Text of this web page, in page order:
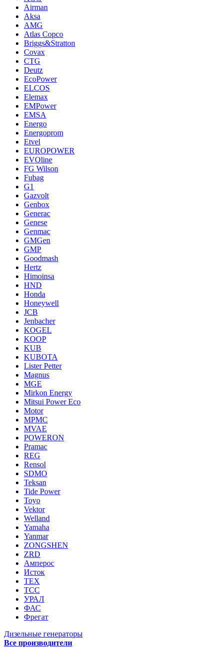
Airman
Aksa
AMG
Atlas Copco
Briggs&Stratton
Covax
CTG
Deutz
EcoPower
ELCOS
Elemax
EMPower
EMSA
Energo
Energoprom
Etvel
EUROPOWER
EVOline
FG Wilson
Fubag
G1
Gazvolt
Genbox
Generac
Genese
Genmac
GMGen
GMP
Goodmash
Hertz
Himoinsa
HND
Honda
Honeywell
JCB
Jenbacher
KOGEL
KOOP
KUB
KUBOTA
Lister Petter
Magnus
MGE
Mirkon Energy
Mitsui Power Eco
Motor
MPMC
MVAE
POWERON
Pramac
REG
Rensol
SDMO
Teksan
Tide Power
Toyo
Vektor
Welland
Yamaha
Yanmar
ZONGSHEN
ZRD
Амперос
Исток
ТЕХ
ТСС
УРАЛ
ФАС
Фрегат
Дизельные генераторы
Все производители